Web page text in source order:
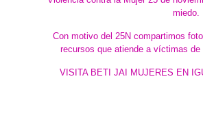
miedo.
Con motivo del 25N compartimos
recursos que atiende a víctimas
VISITA BETI JAI MUJERES EN